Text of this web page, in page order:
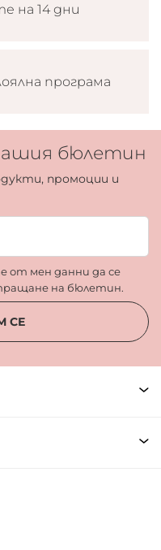
на 14 дни
програма
бюлетин
промоции и
от мен данни да се
на бюлетин.
СЕ